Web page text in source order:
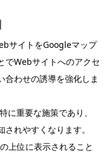
サイトをGoogleマップ
でWebサイトへのアクセ
合わせの誘導を強化しま
に重要な施策であり、
れやすくなります。
上位に表示されること